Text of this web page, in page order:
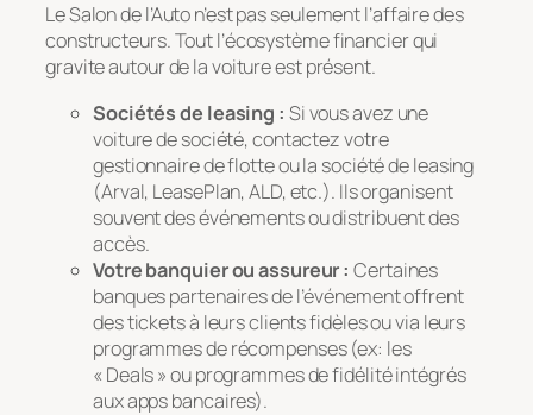
Le Salon de l’Auto n’est pas seulement l’affaire des
constructeurs. Tout l’écosystème financier qui
gravite autour de la voiture est présent.
Sociétés de leasing : Si vous avez une
voiture de société, contactez votre
gestionnaire de flotte ou la société de leasing
(Arval, LeasePlan, ALD, etc.). Ils organisent
souvent des événements ou distribuent des
accès.
Votre banquier ou assureur : Certaines
banques partenaires de l’événement offrent
des tickets à leurs clients fidèles ou via leurs
programmes de récompenses (ex: les
« Deals » ou programmes de fidélité intégrés
aux apps bancaires).